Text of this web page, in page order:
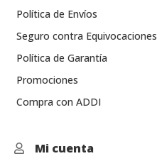
Política de Envíos
Seguro contra Equivocaciones
Política de Garantía
Promociones
Compra con ADDI
 Mi cuenta